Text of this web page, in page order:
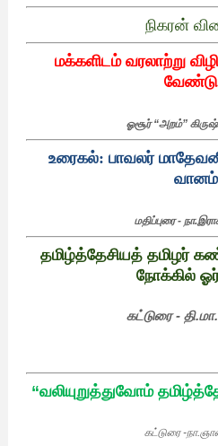
நிகரன்
மக்களிடம் வரலாற்று
ஓசூர்“அறம்”
உரைகல்: பாவலர்
வானம்
மதிப்புரை -நா.
தமிழ்த்தேசியத் தமிழர்
நோக்கில்
கட்டுரை - தி.மா.
“வலியுறுத்துவோம்
கட்டுரை -நா.